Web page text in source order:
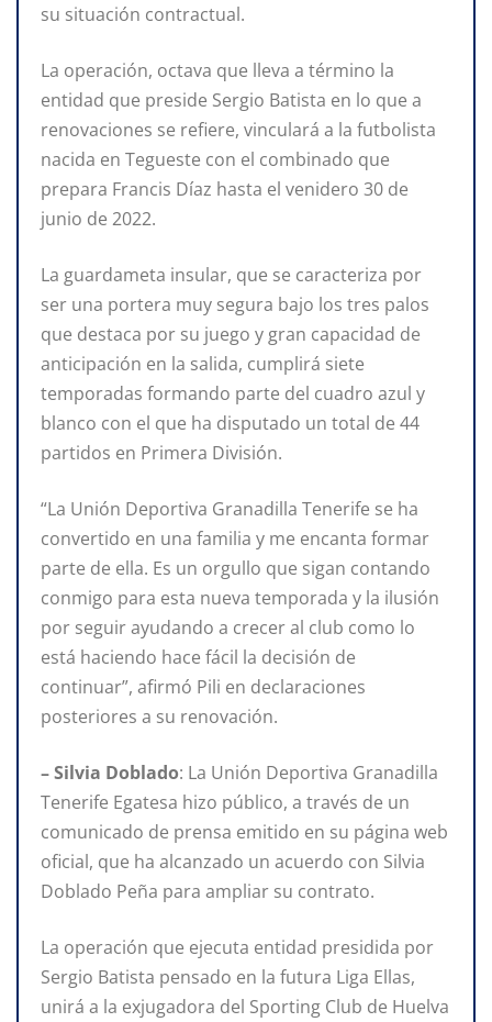
su situación contractual.
La operación, octava que lleva a término la
entidad que preside Sergio Batista en lo que a
renovaciones se refiere, vinculará a la futbolista
nacida en Tegueste con el combinado que
prepara Francis Díaz hasta el venidero 30 de
junio de 2022.
La guardameta insular, que se caracteriza por
ser una portera muy segura bajo los tres palos
que destaca por su juego y gran capacidad de
anticipación en la salida, cumplirá siete
temporadas formando parte del cuadro azul y
blanco con el que ha disputado un total de 44
partidos en Primera División.
“La Unión Deportiva Granadilla Tenerife se ha
convertido en una familia y me encanta formar
parte de ella. Es un orgullo que sigan contando
conmigo para esta nueva temporada y la ilusión
por seguir ayudando a crecer al club como lo
está haciendo hace fácil la decisión de
continuar”, afirmó Pili en declaraciones
posteriores a su renovación.
– Silvia Doblado: La Unión Deportiva Granadilla
Tenerife Egatesa hizo público, a través de un
comunicado de prensa emitido en su página web
oficial, que ha alcanzado un acuerdo con Silvia
Doblado Peña para ampliar su contrato.
La operación que ejecuta entidad presidida por
Sergio Batista pensado en la futura Liga Ellas,
unirá a la exjugadora del Sporting Club de Huelva